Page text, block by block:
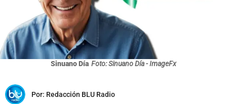
Sinuano Día Foto: Sinuano Día - ImageFx
Por: Redacción BLU Radio